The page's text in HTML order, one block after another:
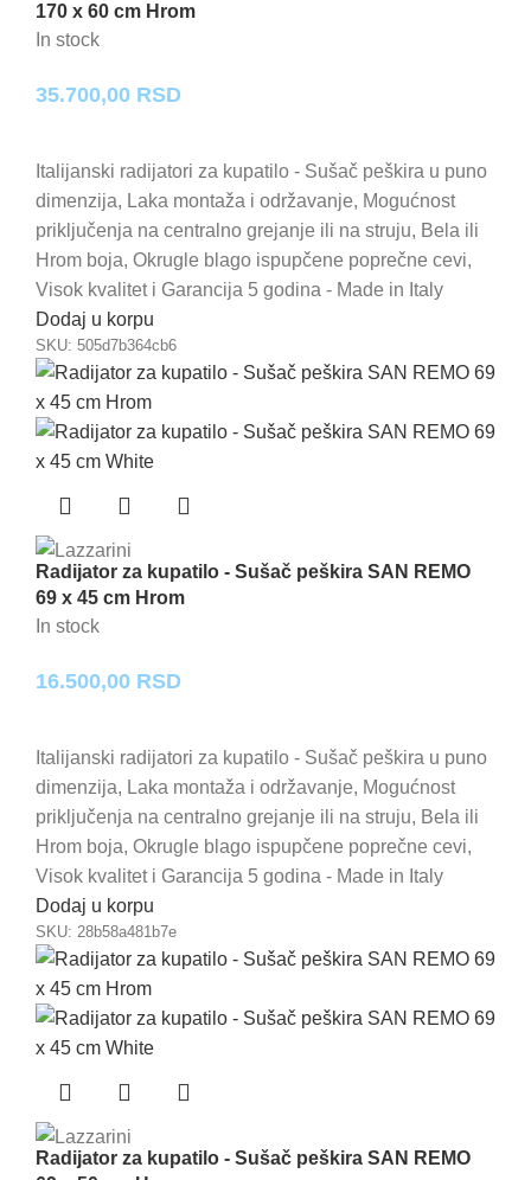
170 x 60 cm Hrom
In stock
35.700,00 RSD
Italijanski radijatori za kupatilo - Sušač peškira u puno
dimenzija, Laka montaža i održavanje, Mogućnost
priključenja na centralno grejanje ili na struju, Bela ili
Hrom boja, Okrugle blago ispupčene poprečne cevi,
Visok kvalitet i Garancija 5 godina - Made in Italy
Dodaj u korpu
SKU: 505d7b364cb6
Radijator za kupatilo - Sušač peškira SAN REMO
69 x 45 cm Hrom
In stock
16.500,00 RSD
Italijanski radijatori za kupatilo - Sušač peškira u puno
dimenzija, Laka montaža i održavanje, Mogućnost
priključenja na centralno grejanje ili na struju, Bela ili
Hrom boja, Okrugle blago ispupčene poprečne cevi,
Visok kvalitet i Garancija 5 godina - Made in Italy
Dodaj u korpu
SKU: 28b58a481b7e
Radijator za kupatilo - Sušač peškira SAN REMO